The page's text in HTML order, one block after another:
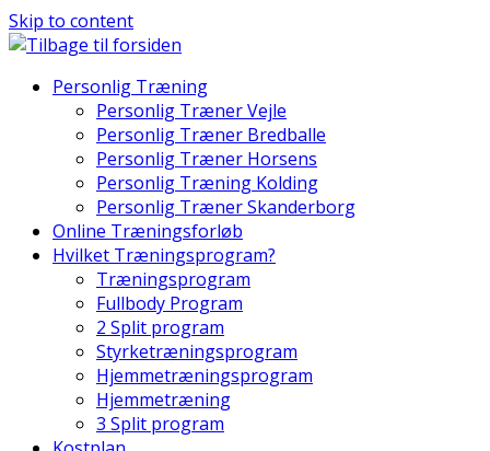
Skip to content
Personlig Træning
Personlig Træner Vejle
Personlig Træner Bredballe
Personlig Træner Horsens
Personlig Træning Kolding
Personlig Træner Skanderborg
Online Træningsforløb
Hvilket Træningsprogram?
Træningsprogram
Fullbody Program
2 Split program
Styrketræningsprogram
Hjemmetræningsprogram
Hjemmetræning
3 Split program